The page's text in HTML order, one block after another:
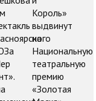
Король»
выдвинут
на
Национальную
театральную
премию
«Золотая